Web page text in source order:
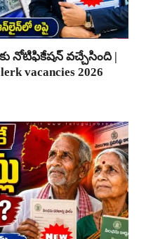
నోటిఫికేషన్ వచ్చేసింది |
vacancies 2026